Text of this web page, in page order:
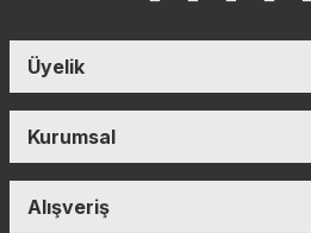
Üyelik
Kurumsal
Alışveriş